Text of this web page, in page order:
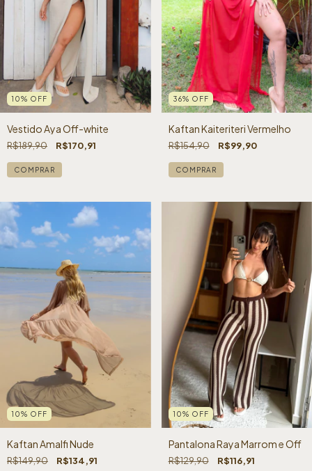
10% OFF
Vestido Aya Off-white
R$189,90 R$170,91
COMPRAR
36% OFF
Kaftan Kaiteriteri Vermelho
R$154,90 R$99,90
COMPRAR
10% OFF
Kaftan Amalfi Nude
R$149,90 R$134,91
10% OFF
Pantalona Raya Marrom e Off
R$129,90 R$116,91